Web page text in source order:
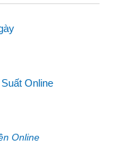
Online
Online